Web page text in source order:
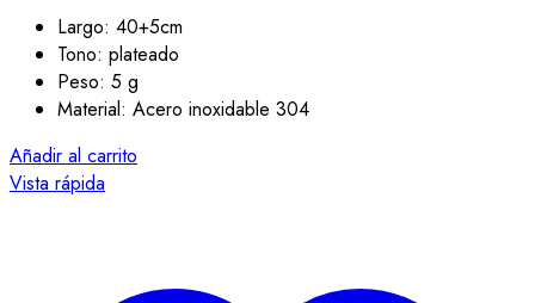
Largo: 40+5cm
Tono: plateado
Peso: 5 g
Material: Acero inoxidable 304
Añadir al carrito
Vista rápida